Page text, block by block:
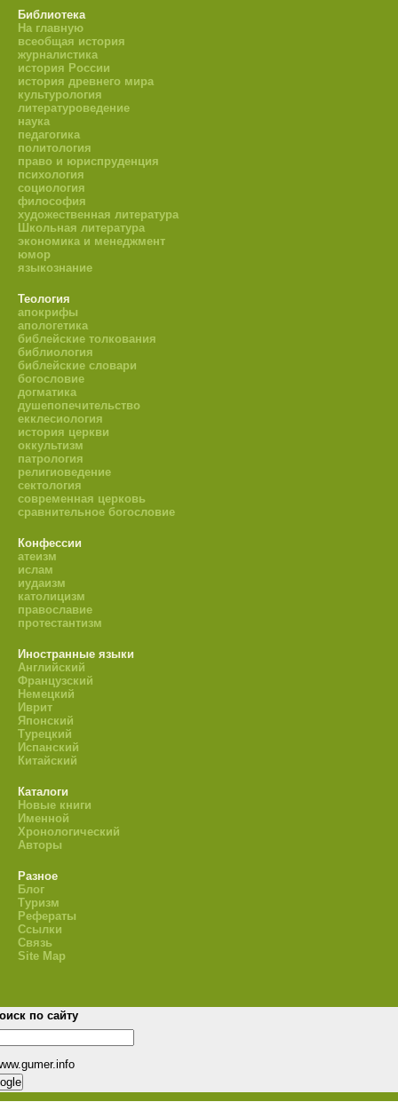
Библиотека
На главную
всеобщая история
журналистика
история России
история древнего мира
культурология
литературоведение
наука
педагогика
политология
право и юриспруденция
психология
социология
философия
художественная литература
Школьная литература
экономика и менеджмент
юмор
языкознание
Теология
апокрифы
апологетика
библейские толкования
библиология
библейские словари
богословие
догматика
душепопечительство
екклесиология
история церкви
оккультизм
патрология
религиоведение
сектология
современная церковь
сравнительное богословие
Конфессии
атеизм
ислам
иудаизм
католицизм
православие
протестантизм
Иностранные языки
Английский
Французский
Немецкий
Иврит
Японский
Турецкий
Испанский
Китайский
Каталоги
Новые книги
Именной
Хронологический
Авторы
Разное
Блог
Туризм
Рефераты
Ссылки
Связь
Site Map
по сайту